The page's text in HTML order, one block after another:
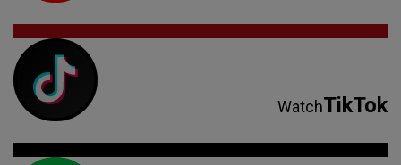
WatchTikTok